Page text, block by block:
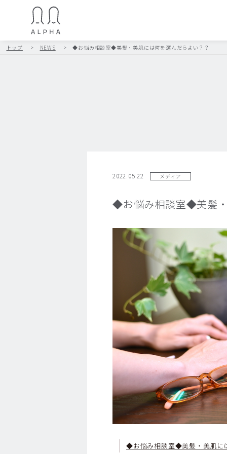
トップ > NEWS > ◆お悩み相談室◆美髪・美肌には何を選んだらよい？？
2022.05.22 メディア
◆お悩み相談室◆美髪
◆お悩み相談室◆美髪・美肌に